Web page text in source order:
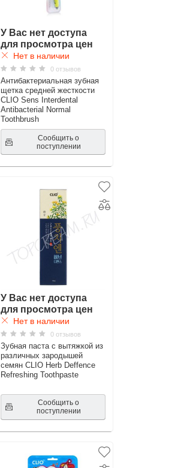
У Вас нет доступа
для просмотра цен
Нет в наличии
0 отзывов
Антибактериальная зубная
щетка средней жесткости
CLIO Sens Interdental
Antibacterial Normal
Toothbrush
Сообщить о
поступлении
У Вас нет доступа
для просмотра цен
Нет в наличии
0 отзывов
Зубная паста с вытяжкой из
различных зародышей
семян CLIO Herb Deffence
Refreshing Toothpaste
Сообщить о
поступлении